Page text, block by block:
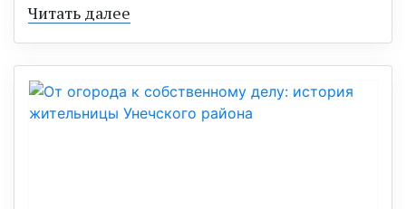
Читать далее